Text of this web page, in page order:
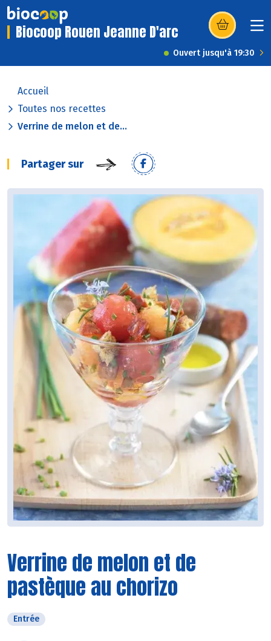
Biocoop Rouen Jeanne D'arc (s’ouvre dans
Ouvert jusqu'à 19:30
Accueil
Toutes nos recettes
Verrine de melon et de...
Partager sur
Verrine de melon et de
pastèque au chorizo
Entrée